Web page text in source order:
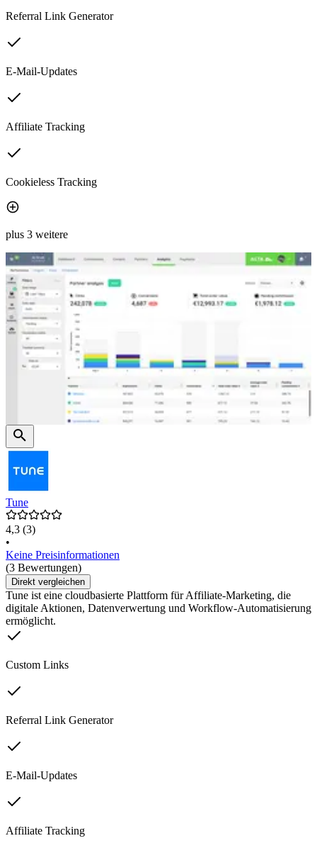
Referral Link Generator
E-Mail-Updates
Affiliate Tracking
Cookieless Tracking
plus 3 weitere
Tune
4,3 (3)
•
Keine Preisinformationen
(3 Bewertungen)
Direkt vergleichen
Tune ist eine cloudbasierte Plattform für Affiliate-Marketing, die
digitale Aktionen, Datenverwertung und Workflow-Automatisierung
ermöglicht.
Custom Links
Referral Link Generator
E-Mail-Updates
Affiliate Tracking